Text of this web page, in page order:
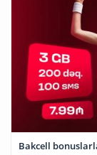
Bakcell